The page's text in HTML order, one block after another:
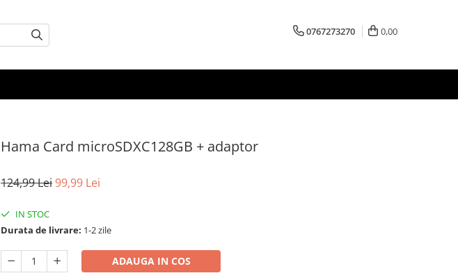
0767273270 0,00
Hama Card microSDXC128GB + adaptor
124,99 Lei99,99 Lei
IN STOC
Durata de livrare: 1-2 zile
ADAUGA IN COS